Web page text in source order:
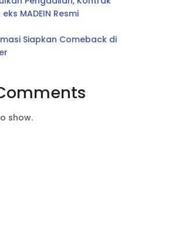
MADEIN Resmi
Siapkan Comeback di
show.